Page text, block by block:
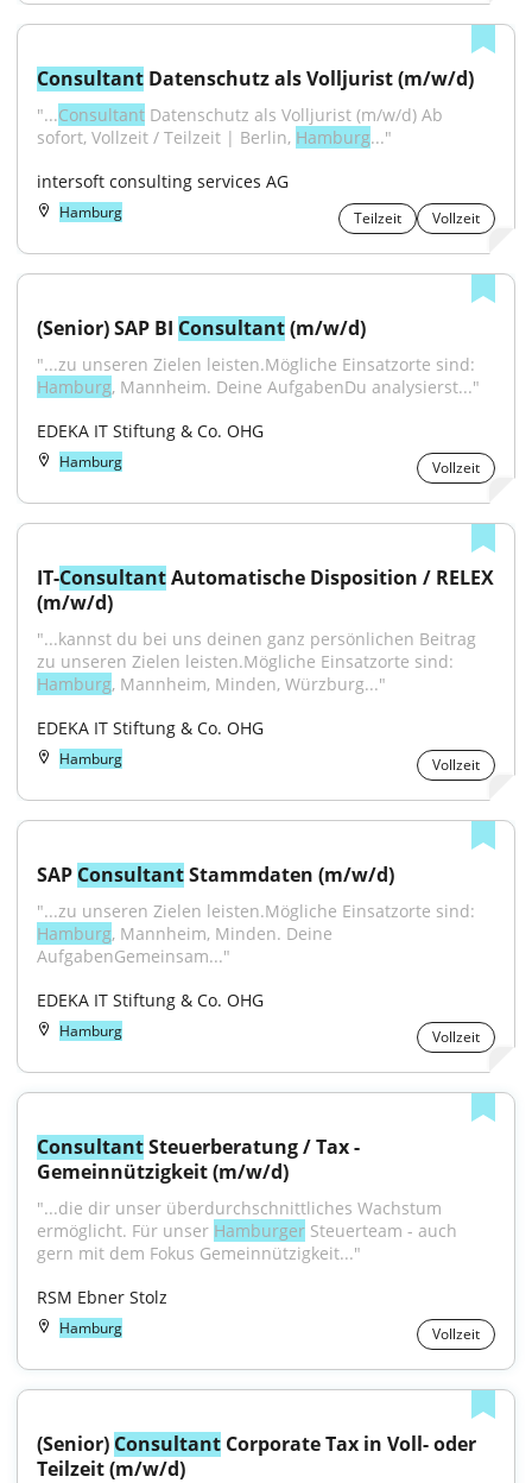
Consultant Datenschutz als Volljurist (m/w/d)
"...Consultant Datenschutz als Volljurist (m/w/d) Ab
sofort, Vollzeit / Teilzeit | Berlin, Hamburg..."
intersoft consulting services AG
Hamburg Teilzeit Vollzeit
(Senior) SAP BI Consultant (m/w/d)
Hamburg, Mannheim. Deine AufgabenDu analysierst..."
EDEKA IT Stiftung & Co. OHG
Hamburg Vollzeit
IT-​​Consultant Automatische Disposition​ / RELEX
(m/w/d)
"...kannst du bei uns deinen ganz persönlichen Beitrag
Hamburg, Mannheim, Minden, Würzburg..."
EDEKA IT Stiftung & Co. OHG
Hamburg Vollzeit
SAP Consultant Stammdaten (m/w/d)
Hamburg, Mannheim, Minden. Deine
AufgabenGemeinsam..."
EDEKA IT Stiftung & Co. OHG
Hamburg Vollzeit
Consultant Steuerberatung / Tax -
Gemeinnützigkeit (m/w/d)
"...die dir unser überdurchschnittliches Wachstum
ermöglicht. Für unser Hamburger Steuerteam - auch
gern mit dem Fokus Gemeinnützigkeit..."
RSM Ebner Stolz
Hamburg Vollzeit
(Senior) Consultant Corporate Tax in Voll- oder
Teilzeit (m/w/d)